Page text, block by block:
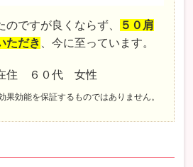
ですが良くならず、
５０肩
ただき
、今に至っています。
住 ６０代 女性
効能を保証するものではありません。